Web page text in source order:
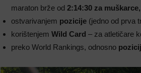
maraton brže od 2:14:30 za
ostvarivanjem pozicije (jedno od prva
korištenjem Wild Card – za atletičare
preko World Rankings, odnosno